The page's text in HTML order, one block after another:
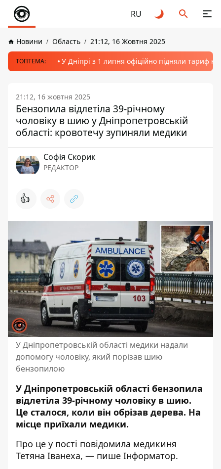
RU
Новини Область 21:12, 16 Жовтня 2025
ТОПТЕМА: У Дніпрі з 1 липня офіційно підняли тариф
21:12, 16 жовтня 2025
Бензопила відлетіла 39-річному
чоловіку в шию у Дніпропетровській
області: кровотечу зупиняли медики
Софія Скорик
РЕДАКТОР
👍
У Дніпропетровській області медики надали
допомогу чоловіку, який порізав шию
бензопилою
У Дніпропетровській області бензопила
відлетіла 39-річному чоловіку в шию.
Це сталося, коли він обрізав дерева. На
місце приїхали медики.
Про це у пості повідомила медикиня
Тетяна Іванеха, — пише Інформатор.